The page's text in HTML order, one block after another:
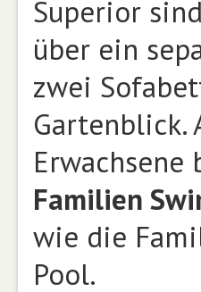
Superior
über ein
zwei
Gartenblick.
Erwachsene
Familien
wie die
Pool.